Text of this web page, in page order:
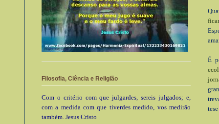
É
Filosofia, Ciência e Religião
Com o critério com que julgardes, sereis julgados; e,
com a medida com que tiverdes medido, vos medirão
também. Jesus Cristo